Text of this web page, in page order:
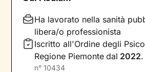
che in età adulta si attivano in
automatica - è la chiave per
cambiamento.
Conoscere noi stessi significa
Ha lavorato nella sanità
libera/o professionista
Iscritto all'Ordine degli
Regione Piemonte dal 2022.
n° 10434